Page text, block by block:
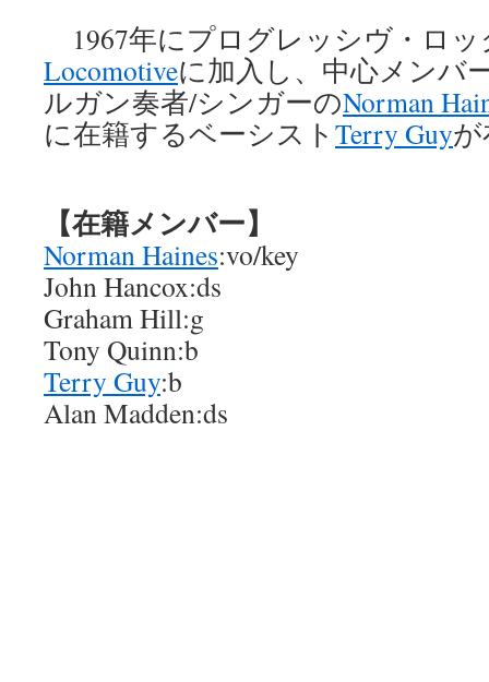
1967年にプログレッシヴ・ロ
Locomotiveに加入し、中心メンバ
ルガン奏者/シンガーのNorman
に在籍するベーシスト Terry Guy
【在籍メンバー】
Norman Haines:vo/key
John Hancox:ds
Graham Hill:g
Tony Quinn:b
Terry Guy:b
Alan Madden:ds